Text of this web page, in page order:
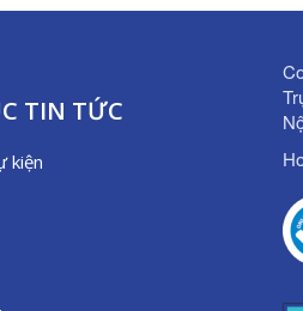
TIN TỨC
kiện